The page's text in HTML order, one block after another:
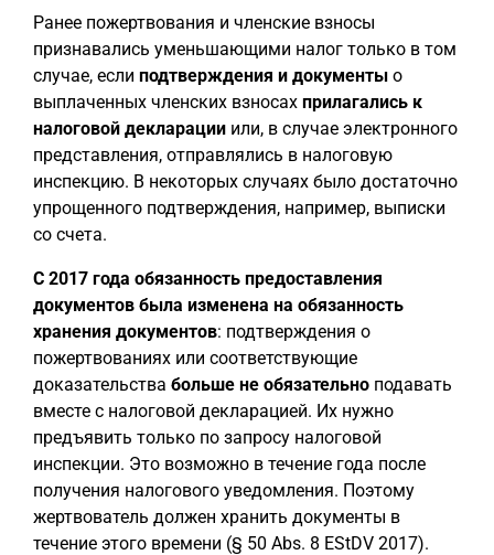
Ранее пожертвования и членские взносы
признавались уменьшающими налог только в том
случае, если подтверждения и документы о
выплаченных членских взносах прилагались к
налоговой декларации или, в случае электронного
представления, отправлялись в налоговую
инспекцию. В некоторых случаях было достаточно
упрощенного подтверждения, например, выписки
со счета.
С 2017 года обязанность предоставления
документов была изменена на обязанность
хранения документов: подтверждения о
пожертвованиях или соответствующие
доказательства больше не обязательно подавать
вместе с налоговой декларацией. Их нужно
предъявить только по запросу налоговой
инспекции. Это возможно в течение года после
получения налогового уведомления. Поэтому
жертвователь должен хранить документы в
течение этого времени (§ 50 Abs. 8 EStDV 2017).